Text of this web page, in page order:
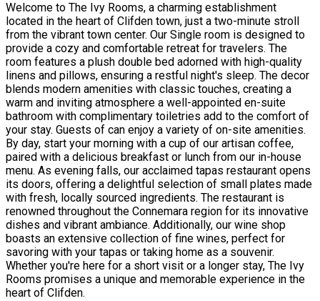
Welcome to The Ivy Rooms, a charming establishment
located in the heart of Clifden town, just a two-minute stroll
from the vibrant town center. Our Single room is designed to
provide a cozy and comfortable retreat for travelers. The
room features a plush double bed adorned with high-quality
linens and pillows, ensuring a restful night's sleep. The decor
blends modern amenities with classic touches, creating a
warm and inviting atmosphere a well-appointed en-suite
bathroom with complimentary toiletries add to the comfort of
your stay. Guests of can enjoy a variety of on-site amenities.
By day, start your morning with a cup of our artisan coffee,
paired with a delicious breakfast or lunch from our in-house
menu. As evening falls, our acclaimed tapas restaurant opens
its doors, offering a delightful selection of small plates made
with fresh, locally sourced ingredients. The restaurant is
renowned throughout the Connemara region for its innovative
dishes and vibrant ambiance. Additionally, our wine shop
boasts an extensive collection of fine wines, perfect for
savoring with your tapas or taking home as a souvenir.
Whether you're here for a short visit or a longer stay, The Ivy
Rooms promises a unique and memorable experience in the
heart of Clifden.